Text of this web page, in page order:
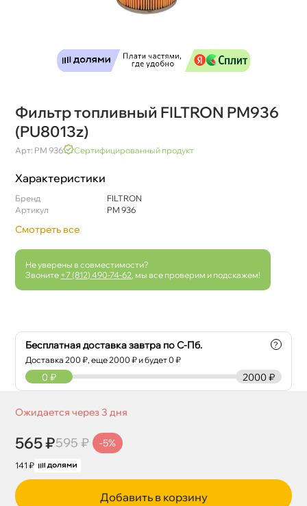
Фильтр топливный FILTRON PM936
(PU8013z)
Арт: PM 936 Сертифицированный продукт
Характеристики
Бренд
FILTRON
Артикул
PM 936
Смотреть все
Не уверены в совместимости?
Звоните +7 (812) 490-74-62 , мы все проверим и подскажем!
Бесплатная доставка завтра по С-Пб.
Доставка200 ₽, еще2000 ₽ и будет 0 ₽
?
2000 ₽
0 ₽
Ожидается через 3 дня
565 ₽595 ₽ -5%
141 ₽
Добавить в корзину